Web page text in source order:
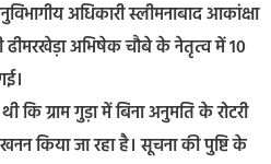
अधिकारी स्लीमनाबाद आकांक्षा
ढीमरखेड़ा अभिषेक चौबे के नेतृत्व में 10
ग्राम गुड़ा में बिना अनुमति के रोटरी
किया जा रहा है। सूचना की पुष्टि के